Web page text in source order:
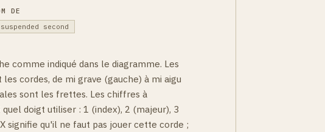
DE
second
comme indiqué dans le diagramme. Les
cordes, de mi grave (gauche) à mi aigu
sont les frettes. Les chiffres à
doigt utiliser : 1 (index), 2 (majeur), 3
signifie qu'il ne faut pas jouer cette corde ;